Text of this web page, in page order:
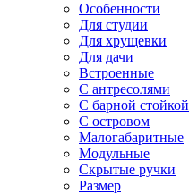
Особенности
Для студии
Для хрущевки
Для дачи
Встроенные
С антресолями
С барной стойкой
С островом
Малогабаритные
Модульные
Скрытые ручки
Размер